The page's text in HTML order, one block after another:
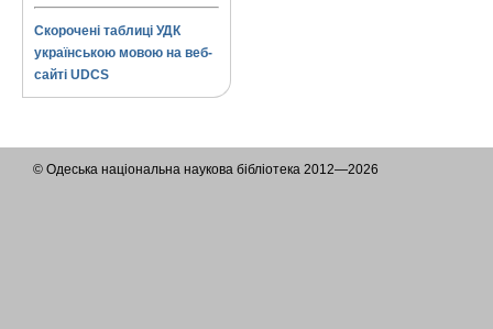
Скорочені таблиці УДК
українською мовою на веб-
сайті UDCS
© Одеська національна наукова бібліотека 2012—2026